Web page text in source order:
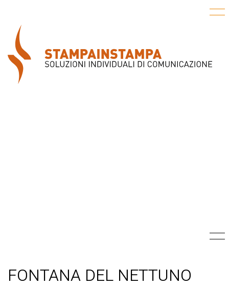
FONTANA DEL NETTUNO